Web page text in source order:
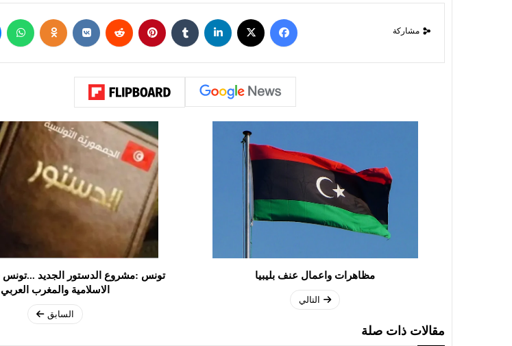
مشاركة
مظاهرات واعمال عنف بليبيا
التالي
تونس :مشروع الدستور الجديد ...تونس
الاسلامية والمغرب العربي
السابق
مقالات ذات صلة